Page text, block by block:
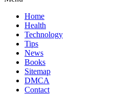
Home
Health
Technology
Tips
News
Books
Sitemap
DMCA
Contact